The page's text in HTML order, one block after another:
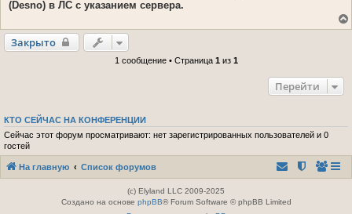
(Desno) в ЛС с указанием сервера.
Закрыто
1 сообщение • Страница 1из 1
Перейти
КТО СЕЙЧАС НА КОНФЕРЕНЦИИ
Сейчас этот форум просматривают: нет зарегистрированных пользователей и 0
гостей
На главную Список форумов
(c) Elyland LLC 2009-2025
Создано на основе phpBB® Forum Software © phpBB Limited